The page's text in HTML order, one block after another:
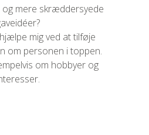
og mere skræddersyede
mig ved at tilføje
om personen i toppen.
om hobbyer og